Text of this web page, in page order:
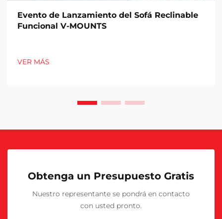
Evento de Lanzamiento del Sofá Reclinable
Funcional V-MOUNTS
VER MÁS
Obtenga un Presupuesto Gratis
Nuestro representante se pondrá en contacto
con usted pronto.